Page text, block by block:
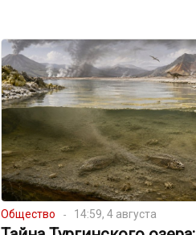
Общество 14:59, 4 августа